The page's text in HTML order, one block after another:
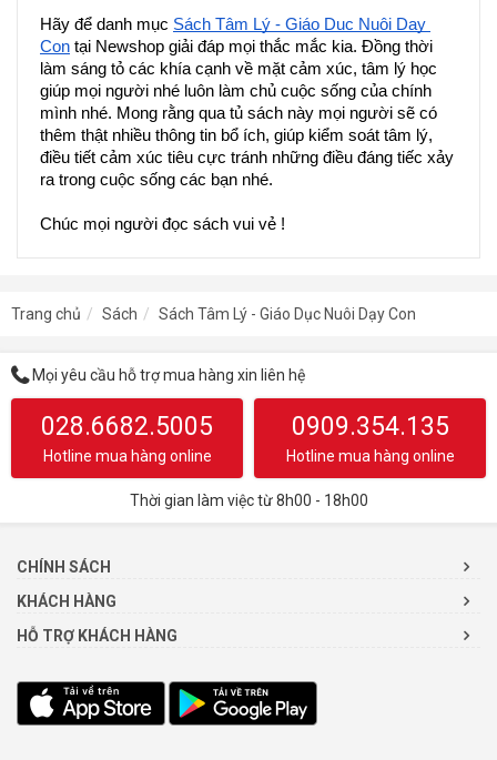
Hãy để danh mục Sách Tâm Lý - Giáo Dục Nuôi Dạy
Con tại Newshop giải đáp mọi thắc mắc kia. Đồng thời
làm sáng tỏ các khía cạnh về mặt cảm xúc, tâm lý học
giúp mọi người nhé luôn làm chủ cuộc sống của chính
mình nhé. Mong rằng qua tủ sách này mọi người sẽ có
thêm thật nhiều thông tin bổ ích, giúp kiểm soát tâm lý,
điều tiết cảm xúc tiêu cực tránh những điều đáng tiếc xảy
ra trong cuộc sống các bạn nhé.
Chúc mọi người đọc sách vui vẻ !
Trang chủ Sách Sách Tâm Lý - Giáo Dục Nuôi Dạy Con
Mọi yêu cầu hỗ trợ mua hàng xin liên hệ
028.6682.5005
Hotline mua hàng online
0909.354.135
Hotline mua hàng online
Thời gian làm việc từ 8h00 - 18h00
CHÍNH SÁCH
KHÁCH HÀNG
HỖ TRỢ KHÁCH HÀNG